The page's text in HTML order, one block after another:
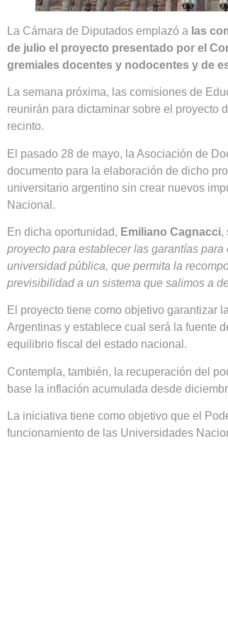
La Cámara de Diputados emplazó a las
de julio el proyecto presentado por el
gremiales docentes y nodocentes y de
La semana próxima, las comisiones de
reunirán para dictaminar sobre el proyecto
recinto.
El pasado 28 de mayo, la Asociación de
documento para la elaboración de dicho
universitario argentino sin crear nuevos
Nacional.
En dicha oportunidad, Emiliano Cagnacci,
proyecto para establecer las garantías
universidad pública, que permita la
previsibilidad a un sistema que salimos a
El proyecto tiene como objetivo garantizar
Argentinas y establece cual será la fuente
equilibrio fiscal del estado nacional.
Contempla, también, la recuperación del
base la inflación acumulada desde
La iniciativa tiene como objetivo que el
funcionamiento de las Universidades